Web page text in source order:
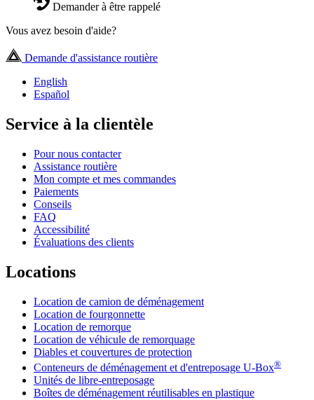
Demander à être rappelé
Vous avez besoin d'aide?
Demande d'assistance routière
English
Español
Service à la clientèle
Pour nous contacter
Assistance routière
Mon compte et mes commandes
Paiements
Conseils
FAQ
Accessibilité
Évaluations des clients
Locations
Location de camion de déménagement
Location de fourgonnette
Location de remorque
Location de véhicule de remorquage
Diables et couvertures de protection
Conteneurs de déménagement et d'entreposage U-Box®
Unités de libre-entreposage
Boîtes de déménagement réutilisables en plastique